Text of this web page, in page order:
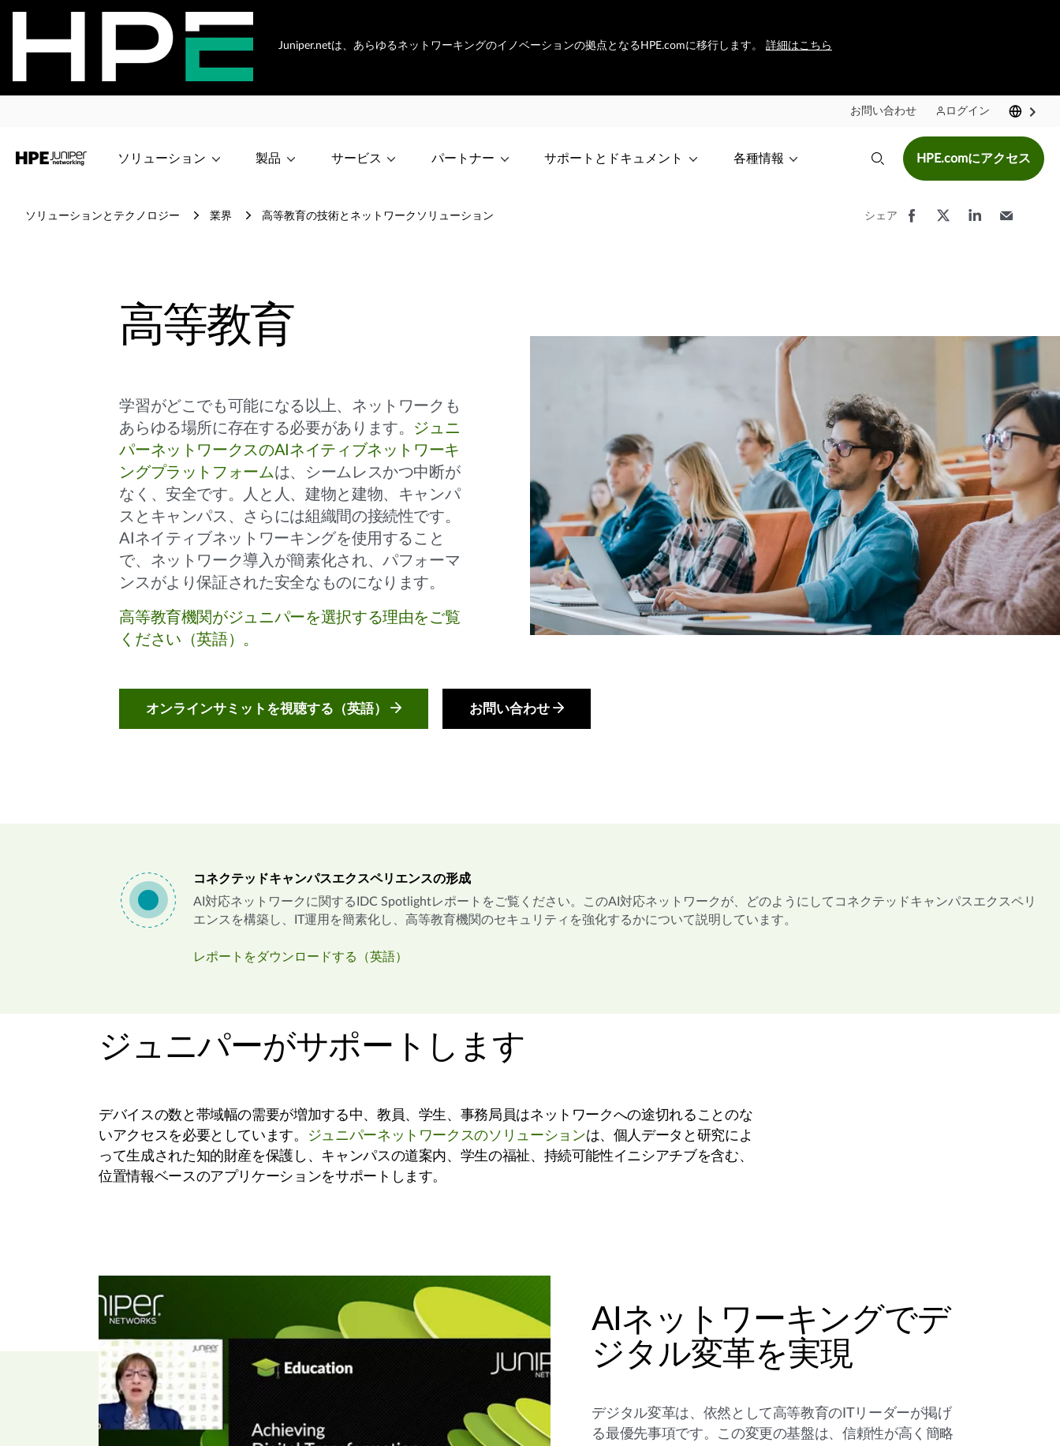
Juniper.netは、あらゆるネットワーキングのイノベーションの拠点となるHPE.comに移行します。 詳細はこちら
お問い合わせ ログイン
ソリューション 製品 サービス パートナー サポートとドキュメント 各種情報 HPE.comにアクセス
ソリューションとテクノロジー 業界 高等教育の技術とネットワークソリューション シェア
高等教育
学習がどこでも可能になる以上、ネットワークも
あらゆる場所に存在する必要があります。 ジュニ
パーネットワークスのAIネイティブネットワーキ
ングプラットフォームは、シームレスかつ中断が
なく、安全です。人と人、建物と建物、キャンパ
スとキャンパス、さらには組織間の接続性です。
AIネイティブネットワーキングを使用すること
で、ネットワーク導入が簡素化され、パフォーマ
ンスがより保証された安全なものになります。
高等教育機関がジュニパーを選択する理由をご覧
ください（英語）。
オンラインサミットを視聴する（英語） お問い合わせ
コネクテッドキャンパスエクスペリエンスの形成
AI対応ネットワークに関するIDC Spotlightレポートをご覧ください。このAI対応ネットワークが、どのようにしてコネクテッドキャンパスエクスペリ
エンスを構築し、IT運用を簡素化し、高等教育機関のセキュリティを強化するかについて説明しています。
レポートをダウンロードする（英語）
ジュニパーがサポートします
デバイスの数と帯域幅の需要が増加する中、教員、学生、事務局員はネットワークへの途切れることのな
いアクセスを必要としています。
ジュニパーネットワークスのソリューションは、個人データと研究によ
って生成された知的財産を保護し、キャンパスの道案内、学生の福祉、持続可能性イニシアチブを含む、
位置情報ベースのアプリケーションをサポートします。
AIネットワーキングでデ
ジタル変革を実現
デジタル変革は、依然として高等教育のITリーダーが掲げ
る最優先事項です。この変更の基盤は、信頼性が高く簡略